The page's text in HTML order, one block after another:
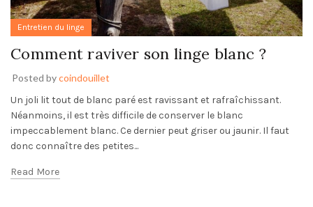
Entretien du linge
Comment raviver son linge blanc ?
Posted bycoindouillet
Un joli lit tout de blanc paré est ravissant et rafraîchissant.
Néanmoins, il est très difficile de conserver le blanc
impeccablement blanc. Ce dernier peut griser ou jaunir. Il faut
donc connaître des petites...
Read More